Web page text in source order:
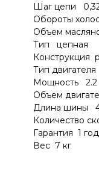
Шаг цепи
Обороты
Объем
Тип цепная
Конструкция
Тип
Мощность 2.2
Объем
Длина шины
Количество
Гарантия 1 год
Вес 7 кг